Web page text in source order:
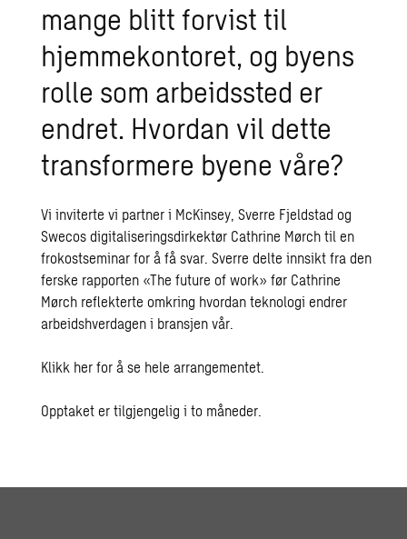
mange blitt forvist til
hjemmekontoret, og byens
rolle som arbeidssted er
endret. Hvordan vil dette
transformere byene våre?
Vi inviterte vi partner i McKinsey, Sverre Fjeldstad og
Swecos digitaliseringsdirkektør Cathrine Mørch til en
frokostseminar for å få svar. Sverre delte innsikt fra den
ferske rapporten «The future of work» før Cathrine
Mørch reflekterte omkring hvordan teknologi endrer
arbeidshverdagen i bransjen vår.
Klikk her for å se hele arrangementet.
Opptaket er tilgjengelig i to måneder.